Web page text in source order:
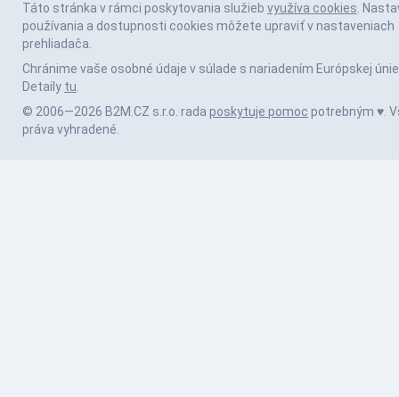
Táto stránka v rámci poskytovania služieb využíva cookies.
používania a dostupnosti cookies môžete upraviť v nastaveniach
prehliadača.
Chránime vaše osobné údaje v súlade s nariadením Európskej únie
Detaily tu.
© 2006—2026 B2M.CZ s.r.o. rada poskytuje pomoc potrebným ♥️.
práva vyhradené.